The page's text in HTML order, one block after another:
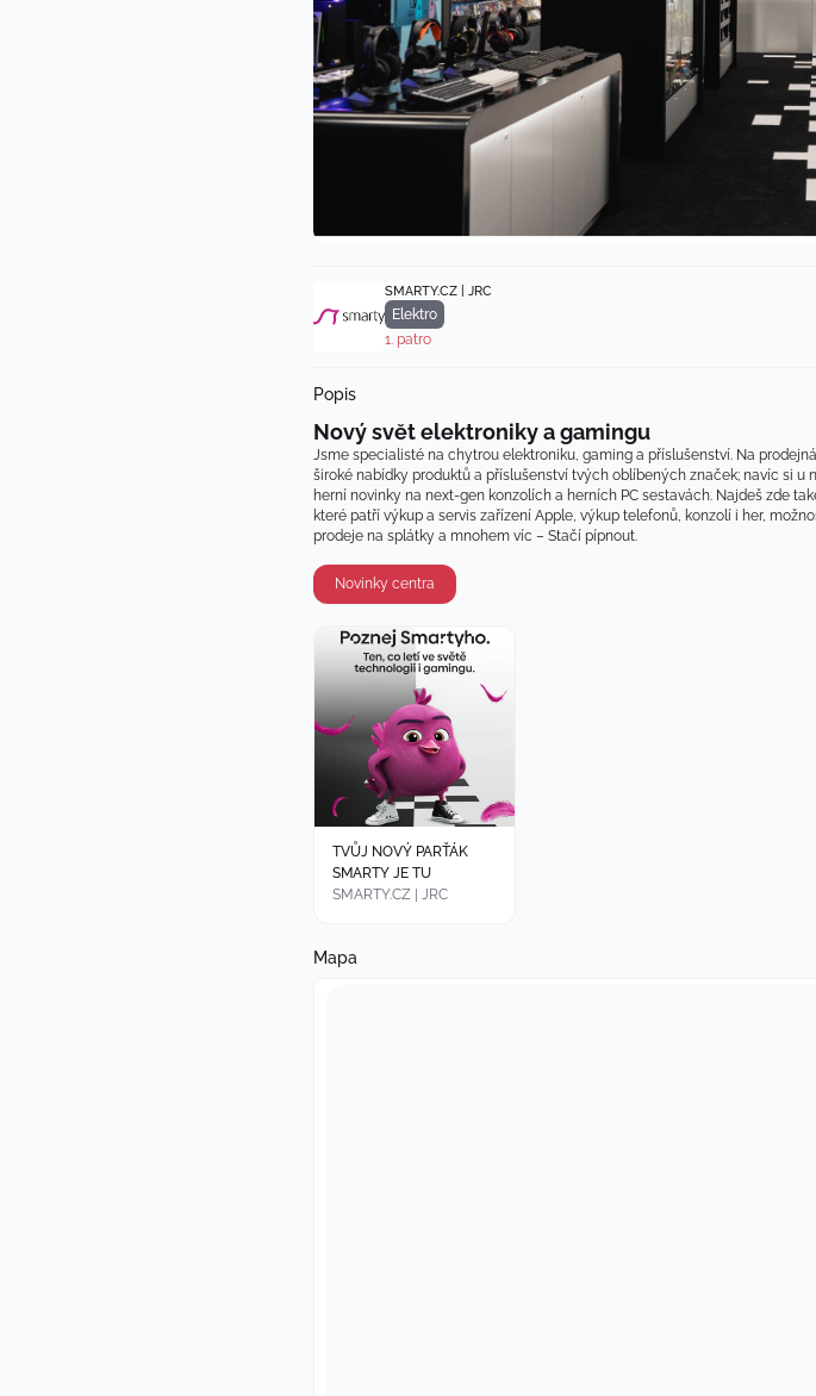
SMARTY.CZ | JRC
Elektro
1. patro
Popis
Nový svět elektroniky a gamingu
Jsme specialisté na chytrou elektroniku, gaming a příslušenství. Na
široké nabídky produktů a příslušenství tvých oblíbených značek; navíc si u
herní novinky na next-gen konzolích a herních PC sestavách. Najdeš zde
které patří výkup a servis zařízení Apple, výkup telefonů, konzolí i her,
prodeje na splátky a mnohem víc – Stačí pípnout.
Novinky centra
TVŮJ NOVÝ PARŤÁK
SMARTY JE TU
SMARTY.CZ | JRC
Mapa